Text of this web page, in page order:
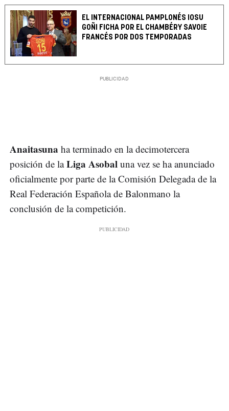
EL INTERNACIONAL PAMPLONÉS IOSU
GOÑI FICHA POR EL CHAMBÉRY SAVOIE
FRANCÉS POR DOS TEMPORADAS
Anaitasuna ha terminado en la decimotercera
posición de laLiga Asobal una vez se ha anunciado
oficialmente por parte de la Comisión Delegada de la
Real Federación Española de Balonmano la
conclusión de la competición.